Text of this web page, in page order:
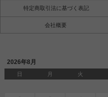
特定商取引法に基づく表記
会社概要
2026年8月
日 月 火